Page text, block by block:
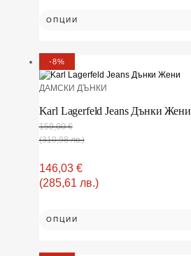
ОПЦИИ
-8%
ДАМСКИ ДЪНКИ
Karl Lagerfeld Jeans Дънки Жени
159,00€
(310,98 лв.)
146,03 €
(285,61 лв.)
ОПЦИИ